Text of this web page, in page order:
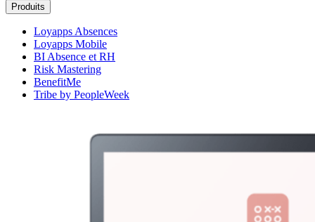
Produits
Loyapps Absences
Loyapps Mobile
BI Absence et RH
Risk Mastering
BenefitMe
Tribe by PeopleWeek